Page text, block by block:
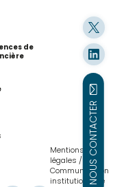
NOUS CONTACTER
de
Mentions
légales
Communication
institutionnelle